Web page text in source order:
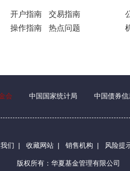
开户指南
交易指南
操作指南
热点问题
会 中国国家统计局 中国债券信
们 | 收藏网站 | 销售机构 | 风险提
版权所有：华夏基金管理有限公司